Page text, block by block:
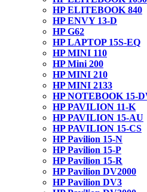
HP ELITEBOOK 840
HP ENVY 13-D
HP G62
HP LAPTOP 15S-EQ
HP MINI 110
HP Mini 200
HP MINI 210
HP MINI 2133
HP NOTEBOOK 15-
HP PAVILION 11-K
HP PAVILION 15-AU
HP PAVILION 15-CS
HP Pavilion 15-N
HP Pavilion 15-P
HP Pavilion 15-R
HP Pavilion DV2000
HP Pavilion DV3